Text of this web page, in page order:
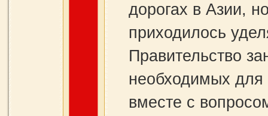
дорогах в Азии,
приходилось
Правительство
необходимых для
вместе с